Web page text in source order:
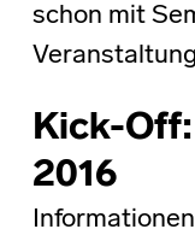
schon mit
Kick-
2016